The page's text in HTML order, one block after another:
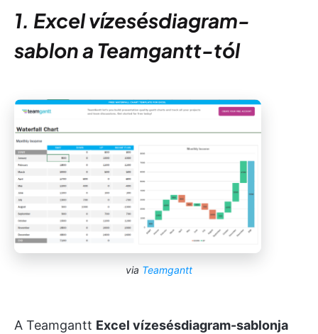
1. Excel vízesésdiagram-
sablon a Teamgantt-tól
via Teamgantt
A Teamgantt Excel vízesésdiagram-sablonja